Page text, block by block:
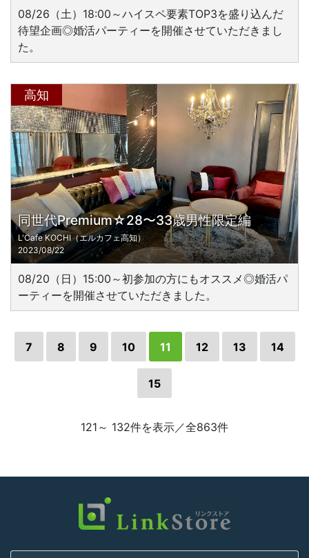
08/26（土）18:00～ハイスペ要素TOP3を盛り込んだ
待望企画◎婚活パーティーを開催させていただきまし
た。
同世代Premium☆28〜33歳男性限定編
高知
L'Cafe KOCHI（エルカフェ高知）
2023/08/22
08/20（日）15:00～初参加の方にもオススメ◎婚活パ
ーティーを開催させていただきました。
7 8 9 10 11 12 13 14
15
121～ 132件を表示／全863件